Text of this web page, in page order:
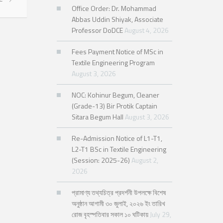
Office Order: Dr. Mohammad
Abbas Uddin Shiyak, Associate
Professor DoDCEAugust 4, 2026
Fees Payment Notice of MSc in
Textile Engineering Program
August 3, 2026
NOC: Kohinur Begum, Cleaner
(Grade-13) Bir Protik Captain
Sitara Begum HallAugust 3, 2026
Re-Admission Notice of L1-T1,
L2-T1 BSc in Textile Engineering
(Session: 2025-26)August 2,
2026
প্রামাণ্য তথ্যচিত্র প্রদর্শনী উপলক্ষে বিশেষ
অনুষ্ঠান আগামী ৩০ জুলাই, ২০২৬ ইং তারিখ
রোজ বৃহস্পতিবার সকাল ১০ ঘটিকায় July 29,